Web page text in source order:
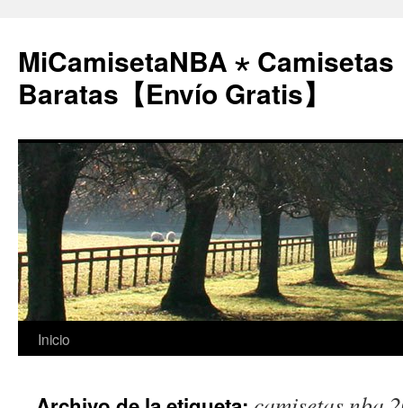
MiCamisetaNBA ⋆ Camisetas
Baratas【Envío Gratis】
Saltar
Inicio